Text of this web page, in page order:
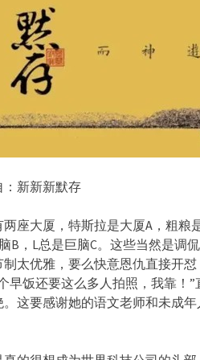
新新新默存
座大厦，特斯拉是大厦A，粗
B，L总是巨脑C。这些当然是调
太优雅，要么快意恩仇直接开
早饭还要这么多人拍照，我靠！
这要感谢她的语文老师和未成